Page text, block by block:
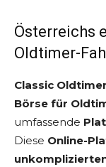
Österreichs
Oldtimer-
Classic Oldtimer
Börse für
umfassende
Diese Online-